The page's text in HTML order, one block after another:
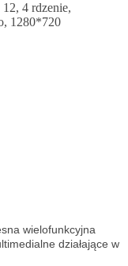
4 rdzenie,
1280*720
wielofunkcyjna
działające w